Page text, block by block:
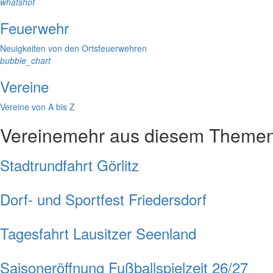
Feuerwehr
Neuigkeiten von den Ortsfeuerwehren
bubble_chart
Vereine
Vereine von A bis Z
Vereinemehr aus diesem
Stadtrundfahrt Görlitz
Dorf- und Sportfest Friedersdorf
Tagesfahrt Lausitzer Seenland
Saisoneröffnung Fußballspielzeit 26/27